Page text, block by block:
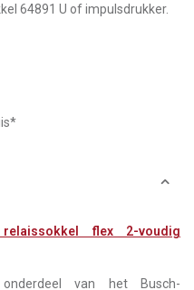
64891 U of impulsdrukker.
flex 2-voudig
onderdeel van het Busch-